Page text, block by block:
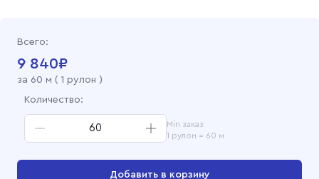
Фланель набивная 150 см, 1330-1 Цветы
Всего:
9 840₽
за 60 м ( 1 рулон )
Количество:
Min заказ
1 рулон = 60 м
Добавить в корзину